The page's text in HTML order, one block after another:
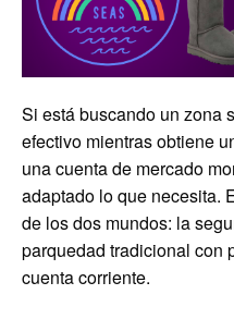
Si está buscando un zona
efectivo mientras obtiene
una cuenta de mercado
adaptado lo que necesita.
de los dos mundos: la
parquedad tradicional con
cuenta corriente.